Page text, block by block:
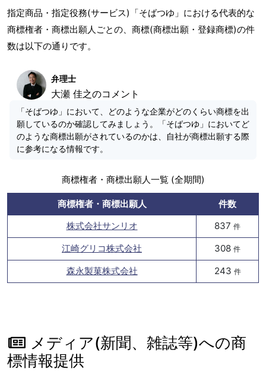
指定商品・指定役務(サービス)「そばつゆ」における代表的な
商標権者・商標出願人ごとの、商標(商標出願・登録商標)の件
数は以下の通りです。
弁理士
大瀬 佳之のコメント
「そばつゆ」において、どのような企業がどのくらい商標を出
願しているのか確認してみましょう。「そばつゆ」においてど
のような商標出願がされているのかは、自社が商標出願する際
に参考になる情報です。
商標権者・商標出願人一覧 (全期間)
商標権者・商標出願人
件数
株式会社サンリオ
837 件
江崎グリコ株式会社 308 件
森永製菓株式会社 243 件
メディア(新聞、雑誌等)への商
標情報提供